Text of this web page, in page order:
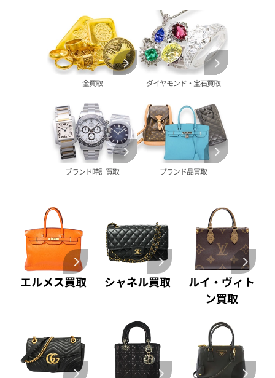
金歯 買取
金貨･銀貨 買取
大判･小判 買取
イエローゴールド 買取
ホワイトゴールド 買取
金コンビ 買取
プラチナ 買取
プラチナインゴット 買取
Pt1000 買取
Pt900 買取
Pt850 買取
Pt&Pm 買取
銀･シルバー 買取
パラジウム 買取
パライバトルマリン 買取
パール 買取
ハリー･ウィンストン 買取
ヴァンクリーフ&
アーペル 買取
グッチ 買取
ブシュロン 買取
ショーメ 買取
買取可能な商品をもっと見る
エルメス 買取
シャネル 買取
オメガ 買取
タグ・ホイヤー 買取
ブライトリング
ヴァシュロン・コンスタンタン 買取
A. ランゲ&
パネライ 買取
ブルガリ 買取
フランク ミュラー 買取
IWC 買取
買取可能な商品をもっと見る
金買取 ダイヤモンド・宝石買取
ブランド時計買取 ブランド品買取
エルメス買取 シャネル買取
ルイ・ヴィト
ン買取